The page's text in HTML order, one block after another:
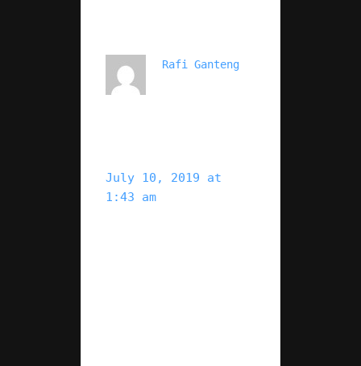
Rafi Ganteng
July 10, 2019 at
1:43 am